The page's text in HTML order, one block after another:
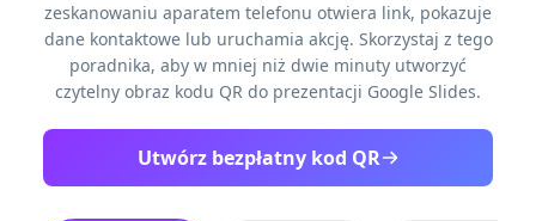
zeskanowaniu aparatem telefonu otwiera link, pokazuje
dane kontaktowe lub uruchamia akcję. Skorzystaj z tego
poradnika, aby w mniej niż dwie minuty utworzyć
czytelny obraz kodu QR do prezentacji Google Slides.
Utwórz bezpłatny kod QR